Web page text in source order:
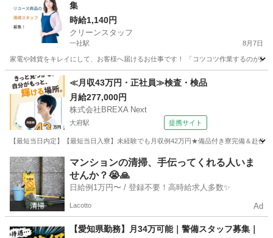
集
時給1,140円
クリーンスタッフ
一社駅 8月7日
家電や雑貨をキレイにして、お客様へ届けるお仕事です！ 「コツコツ作業するのが
愛知 名古屋市 一社駅 清掃 スタッフ
≪月収43万円・正社員≫検査・検品
月給277,000円
株式会社BREXA Next
大府駅 提携サイト
【最短当日内定】【最短当日入寮】未経験でも月収例42万円★備品付き寮完備＆赴
愛知 大府市 大府駅 その他
マンションの清掃、手伝ってくれる人いま
せんか？😭🙏
日給例1万円〜 / 登録不要！高時給求人多数✨
Lacotto Ad
【愛知県勤務】月34万可能｜警備スタッフ募集｜